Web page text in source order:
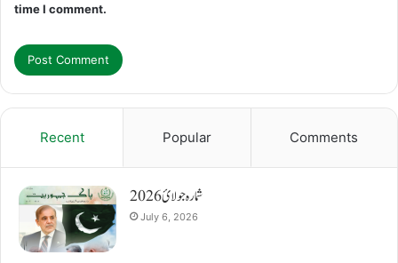
time I comment.
Recent Popular Comments
شمارہ جولائ 2026
July 6, 2026